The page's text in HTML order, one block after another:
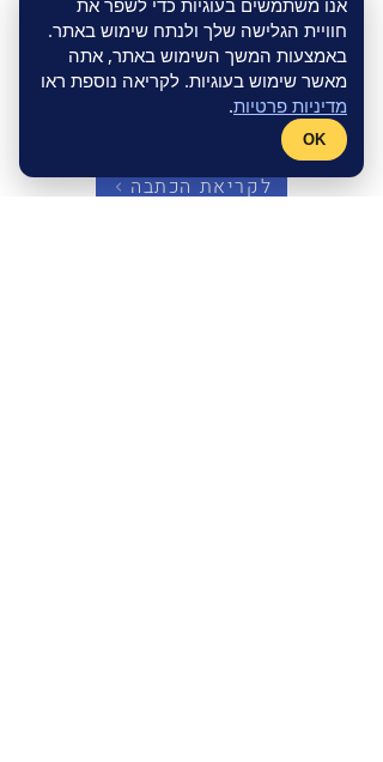
אנו משתמשים בעוגיות כדי לשפר את
חוויית הגלישה שלך ולנתח שימוש באתר.
באמצעות המשך השימוש באתר, אתה
מאשר שימוש בעוגיות. לקריאה נוספת ראו
מדיניות פרטיות.
OK
שגילה הציבור במשברים
הקודמים הוכיחה את עצמה
והשתלמה לו.
לקריאת הכתבה